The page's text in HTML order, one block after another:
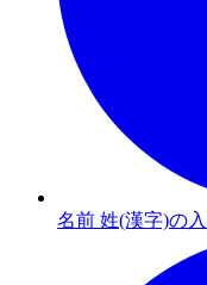
名前 姓(漢字)の